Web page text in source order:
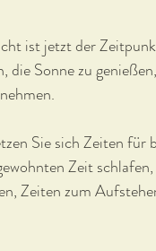
ist jetzt der
Sonne zu
Sie sich Zeiten für
Zeit
Zeiten zum